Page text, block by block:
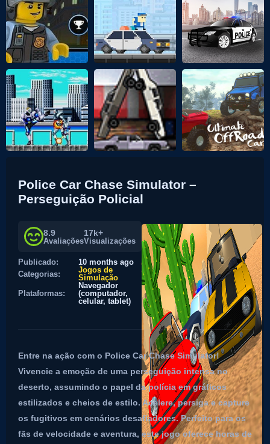
Police Car Chase Simulator –
Perseguição Policial
8.9
Avaliações
17k+
Visualizações
Publicado:
10 months ago
Categorias:
Jogos de
Simulação
Plataformas:
Navegador
(computador,
celular, tablet)
Entre na ação com o Police Car Chase Simulator!
Vivencie a emoção de uma perseguição intensa no
deserto, assumindo o papel da polícia em gráficos
estilizados e cheios de estilo. Acelere, persiga e capture
os fugitivos em cenários desafiadores. Perfeito para os
fãs de velocidade e aventura, este jogo oferece horas de